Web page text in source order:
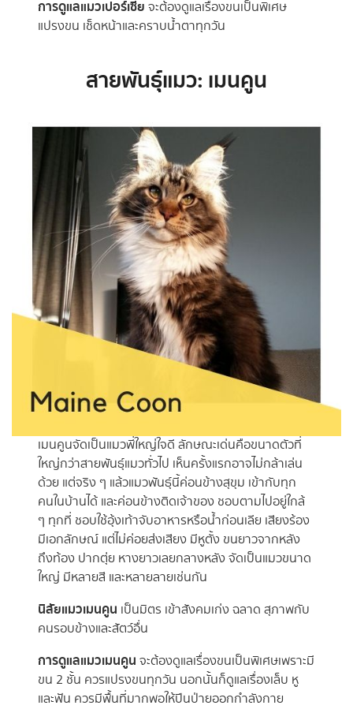
การดูแลแมวเปอร์เซียจะต้องดูแลเรื่องขนเป็นพิเศษ
แปรงขน เช็ดหน้าและคราบน้ำตาทุกวัน
สายพันธุ์แมว: เมนคูน
เมนคูนจัดเป็นแมวพี่ใหญ่ใจดี ลักษณะเด่นคือขนาดตัวที่
ใหญ่กว่าสายพันธุ์แมวทั่วไป เห็นครั้งแรกอาจไม่กล้าเล่น
ด้วย แต่จริง ๆ แล้วแมวพันธุ์นี้ค่อนข้างสุขุม เข้ากับทุก
คนในบ้านได้ และค่อนข้างติดเจ้าของ ชอบตามไปอยู่ใกล้
ๆ ทุกที่ ชอบใช้อุ้งเท้าจับอาหารหรือน้ำก่อนเลีย เสียงร้อง
มีเอกลักษณ์ แต่ไม่ค่อยส่งเสียง มีหูตั้ง ขนยาวจากหลัง
ถึงท้อง ปากตุ่ย หางยาวเลยกลางหลัง จัดเป็นแมวขนาด
ใหญ่ มีหลายสี และหลายลายเช่นกัน
นิสัยแมวเมนคูน เป็นมิตร เข้าสังคมเก่ง ฉลาด สุภาพกับ
คนรอบข้างและสัตว์อื่น
การดูแลแมวเมนคูนจะต้องดูแลเรื่องขนเป็นพิเศษเพราะมี
ขน 2 ชั้น ควรแปรงขนทุกวัน นอกนั้นก็ดูแลเรื่องเล็บ หู
และฟัน ควรมีพื้นที่มากพอให้ปีนป่ายออกกำลังกาย